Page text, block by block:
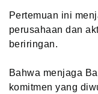
Pertemuan ini
perusahaan dan
beriringan.
Bahwa menjaga
komitmen yang